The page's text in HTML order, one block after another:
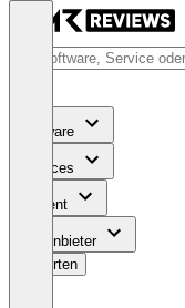
Software
Services
Content
Für Anbieter
Bewerten